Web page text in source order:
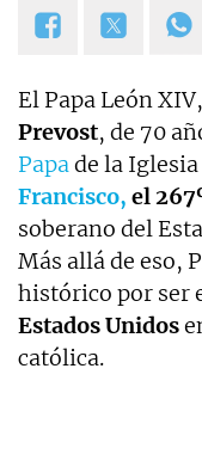
El Papa León
Prevost, de 70
Papade la
Francisco, el
soberano del
Más allá de eso,
histórico por ser
Estados Unidos
católica.